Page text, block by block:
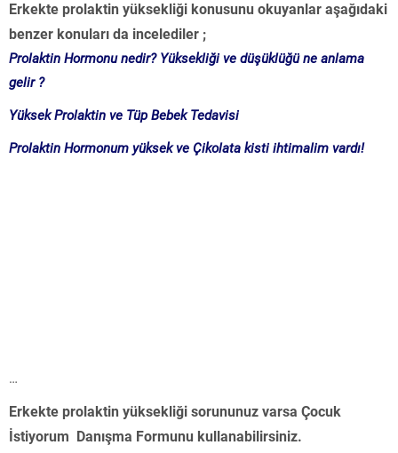
Erkekte prolaktin yüksekliği konusunu okuyanlar aşağıdaki
benzer konuları da incelediler ;
Prolaktin Hormonu nedir? Yüksekliği ve düşüklüğü ne anlama
gelir ?
Yüksek Prolaktin ve Tüp Bebek Tedavisi
Prolaktin Hormonum yüksek ve Çikolata kisti ihtimalim vardı!
…
Erkekte prolaktin yüksekliği sorununuz varsa Çocuk
İstiyorum Danışma Formunu kullanabilirsiniz.